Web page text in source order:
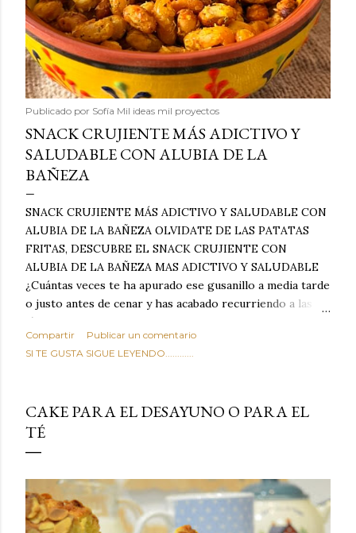
Publicado por Sofía Mil ideas mil proyectos
SNACK CRUJIENTE MÁS ADICTIVO Y
SALUDABLE CON ALUBIA DE LA
BAÑEZA
SNACK CRUJIENTE MÁS ADICTIVO Y SALUDABLE CON
ALUBIA DE LA BAÑEZA OLVIDATE DE LAS PATATAS
FRITAS, DESCUBRE EL SNACK CRUJIENTE CON
ALUBIA DE LA BAÑEZA MAS ADICTIVO Y SALUDABLE
¿Cuántas veces te ha apurado ese gusanillo a media tarde
o justo antes de cenar y has acabado recurriendo a las
típicas patatas de bolsa, frutos secos fritos o snacks
ultraprocesados llenos de grasas saturadas y sodio?
Todos hemos estado ahí. Sin embargo, cuidarse no tiene
satisface. Estas alubias crujientes al horno van a cambiar
por completo tu forma de ver las legumbres. Olvídate de
asociar las alubias únicamente a los guisos tradicionales y
revolucionaria, transformaremos un ingrediente tan
humilde como la alubia de La Bañeza en un snack ligero,
dorado, cargado de proteína y 100% natural. Es el
Compartir
Publicar un comentario
SI TE GUSTA SIGUE LEYENDO............
CAKE PARA EL DESAYUNO O PARA EL
TÉ